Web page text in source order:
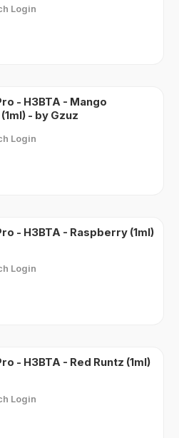
Login
- H3BTA - Mango
- by Gzuz
Login
- H3BTA - Raspberry (1ml)
Login
- H3BTA - Red Runtz (1ml)
Login